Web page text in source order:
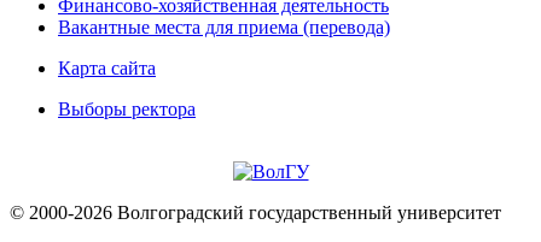
Финансово-хозяйственная деятельность
Вакантные места для приема (перевода)
Карта сайта
Выборы ректора
© 2000-2026 Волгоградский государственный университет